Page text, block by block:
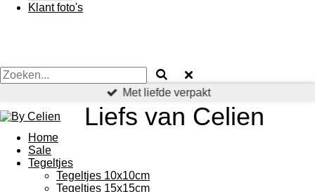
Klant foto's
Met liefde verpakt
Liefs van Celien
Home
Sale
Tegeltjes
Tegeltjes 10x10cm
Tegeltjes 15x15cm